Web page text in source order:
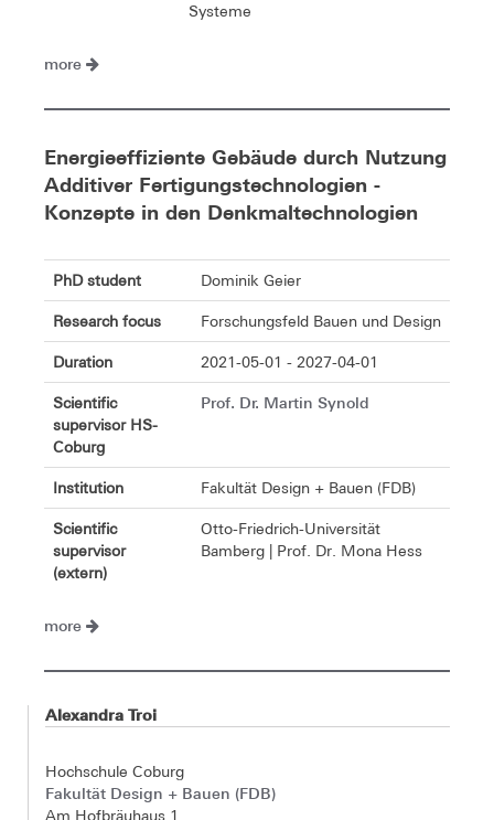
Systeme
more
Energieeffiziente Gebäude durch Nutzung
Additiver Fertigungstechnologien -
Konzepte in den Denkmaltechnologien
PhD student Dominik Geier
Research focus Forschungsfeld Bauen und Design
Duration 2021-05-01 - 2027-04-01
Scientific
supervisor HS-
Coburg
Prof. Dr. Martin Synold
Institution Fakultät Design + Bauen (FDB)
Scientific
supervisor
(extern)
Otto-Friedrich-Universität
Bamberg | Prof. Dr. Mona Hess
more
Alexandra Troi
Hochschule Coburg
Fakultät Design + Bauen (FDB)
Am Hofbräuhaus 1